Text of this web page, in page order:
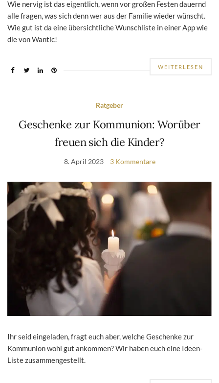
Wie nervig ist das eigentlich, wenn vor großen Festen dauernd
alle fragen, was sich denn wer aus der Familie wieder wünscht.
Wie gut ist da eine übersichtliche Wunschliste in einer App wie
die von Wantic!
WEITERLESEN
Ratgeber
Geschenke zur Kommunion: Worüber
freuen sich die Kinder?
8. April 2023 3 Kommentare
Ihr seid eingeladen, fragt euch aber, welche Geschenke zur
Kommunion wohl gut ankommen? Wir haben euch eine Ideen-
Liste zusammengestellt.